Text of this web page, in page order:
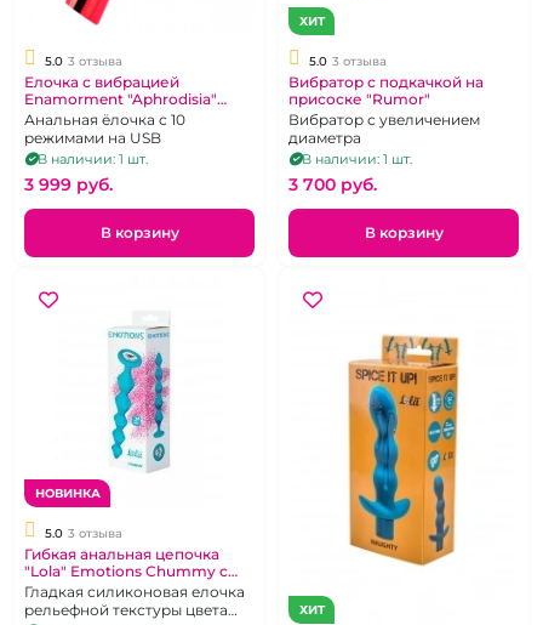
5.0 3 отзыва
Елочка с вибрацией
Enamorment "Aphrodisia"
красная
Анальная ёлочка с 10
режимами на USB
В наличии: 1 шт.
3 999 pуб.
В корзину
ХИТ
5.0 3 отзыва
Вибратор с подкачкой на
присоске "Rumor"
Вибратор с увеличением
диаметра
В наличии: 1 шт.
3 700 pуб.
В корзину
НОВИНКА
5.0 3 отзыва
Гибкая анальная цепочка
"Lola" Emotions Chummy с
кристаллом
Гладкая силиконовая елочка
рельефной текстуры цвета
ХИТ